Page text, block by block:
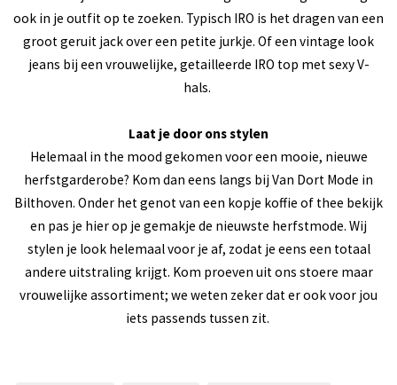
ook in je outfit op te zoeken. Typisch IRO is het dragen van een
groot geruit jack over een petite jurkje. Of een vintage look
jeans bij een vrouwelijke, getailleerde IRO top met sexy V-
hals.
Laat je door ons stylen
Helemaal in the mood gekomen voor een mooie, nieuwe
herfstgarderobe? Kom dan eens langs bij Van Dort Mode in
Bilthoven. Onder het genot van een kopje koffie of thee bekijk
en pas je hier op je gemakje de nieuwste herfstmode. Wij
stylen je look helemaal voor je af, zodat je eens een totaal
andere uitstraling krijgt. Kom proeven uit ons stoere maar
vrouwelijke assortiment; we weten zeker dat er ook voor jou
iets passends tussen zit.